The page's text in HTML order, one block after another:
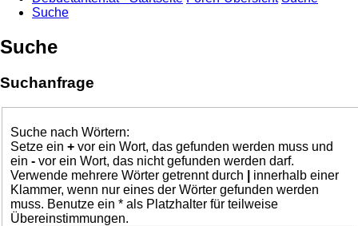
Suche
Suche
Suchanfrage
Suche nach Wörtern:
Setze ein + vor ein Wort, das gefunden werden muss und
ein - vor ein Wort, das nicht gefunden werden darf.
Verwende mehrere Wörter getrennt durch
innerhalb einer
Klammer, wenn nur eines der Wörter gefunden werden
muss. Benutze ein * als Platzhalter für teilweise
Übereinstimmungen.